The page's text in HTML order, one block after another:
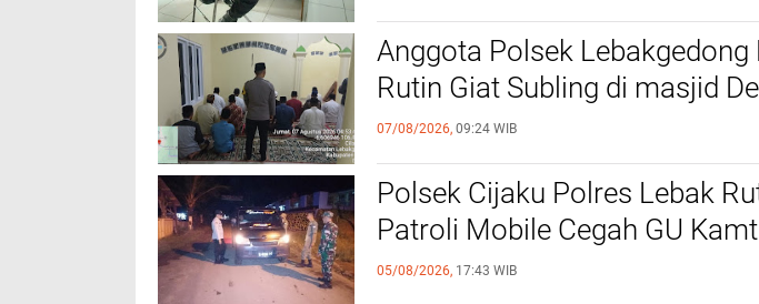
Anggota Polsek Lebakgedong
Rutin Giat Subling di masjid
07/08/2026, 09:24 WIB
Polsek Cijaku Polres Lebak
Patroli Mobile Cegah GU
05/08/2026, 17:43 WIB